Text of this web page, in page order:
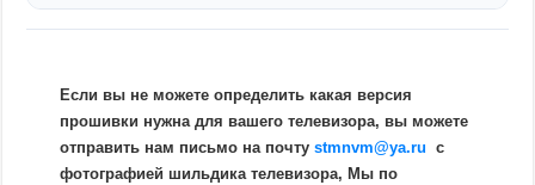
Если вы не можете определить какая версия
прошивки нужна для вашего телевизора, вы можете
отправить нам письмо на почтуstmnvm@ya.ru c
фотографией шильдика телевизора, Мы по